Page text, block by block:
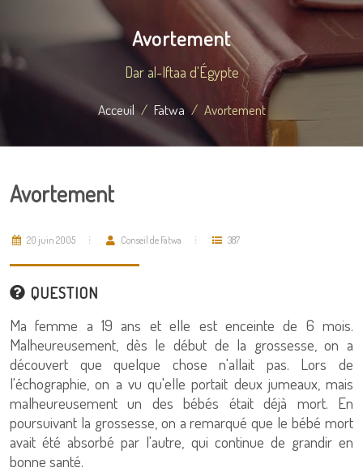
Avortement
Dar al-Iftaa d'Égypte
Acceuil Fatwa Avortement
Avortement
20 juin 2005 Conseil de Fatwa 387
QUESTION
Ma femme a 19 ans et elle est enceinte de 6 mois.
Malheureusement, dès le début de la grossesse, on a
découvert que quelque chose n'allait pas. Lors de
l'échographie, on a vu qu'elle portait deux jumeaux, mais
malheureusement un des bébés était déjà mort. En
poursuivant la grossesse, on a remarqué que le bébé mort
avait été absorbé par l'autre, qui continue de grandir en
bonne santé.